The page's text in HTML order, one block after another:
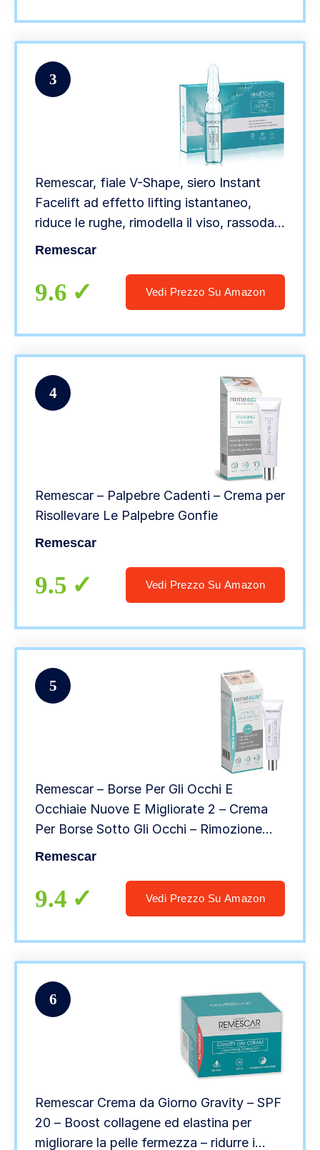
3
Remescar, fiale V-Shape, siero Instant
Facelift ad effetto lifting istantaneo,
riduce le rughe, rimodella il viso, rassoda
la pelle, booster di collagene, risultati
Remescar
9.6 Vedi Prezzo Su Amazon
4
Remescar – Palpebre Cadenti – Crema per
Risollevare Le Palpebre Gonfie
Remescar
9.5 Vedi Prezzo Su Amazon
5
Remescar – Borse Per Gli Occhi E
Occhiaie Nuove E Migliorate 2 – Crema
Per Borse Sotto Gli Occhi – Rimozione
Dei Cerchi Scuri – Rimuovi Borse Sotto Gli
Remescar
9.4 Vedi Prezzo Su Amazon
6
Remescar Crema da Giorno Gravity – SPF
20 – Boost collagene ed elastina per
migliorare la pelle fermezza – ridurre i